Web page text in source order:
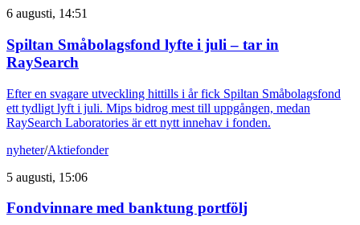
6 augusti, 14:51
Spiltan Småbolagsfond lyfte i juli – tar in
RaySearch
Efter en svagare utveckling hittills i år fick Spiltan Småbolagsfond
ett tydligt lyft i juli. Mips bidrog mest till uppgången, medan
RaySearch Laboratories är ett nytt innehav i fonden.
nyheter/Aktiefonder
5 augusti, 15:06
Fondvinnare med banktung portfölj